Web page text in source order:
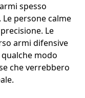
spesso
. Le persone calme
Le
armi difensive
modo
che verrebbero